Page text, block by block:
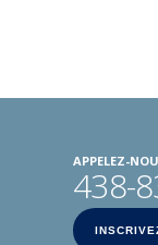
APPELEZ-
438-